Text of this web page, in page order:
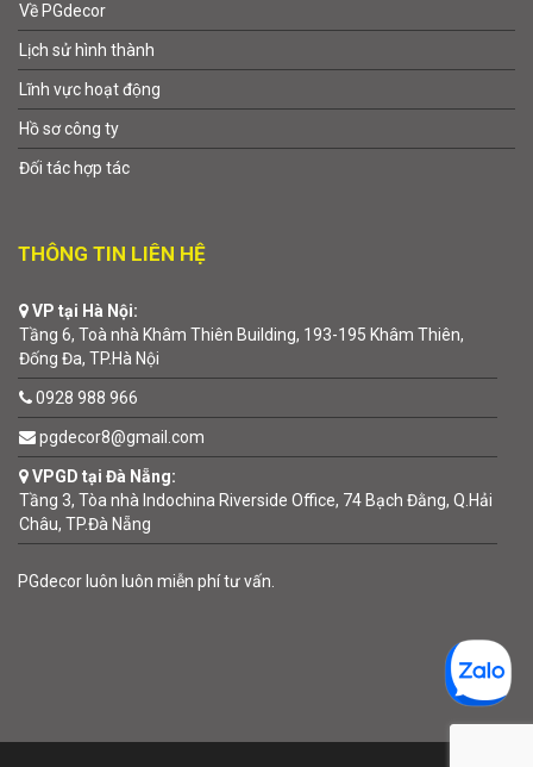
Về PGdecor
Lịch sử hình thành
Lĩnh vực hoạt động
Hồ sơ công ty
Đối tác hợp tác
THÔNG TIN LIÊN HỆ
VP tại Hà Nội:
Tầng 6, Toà nhà Khâm Thiên Building, 193-195 Khâm Thiên,
Đống Đa, TP.Hà Nội
0928 988 966
pgdecor8@gmail.com
VPGD tại Đà Nẵng:
Tầng 3, Tòa nhà Indochina Riverside Office, 74 Bạch Đằng, Q.Hải
Châu, TP.Đà Nẵng
PGdecor luôn luôn miễn phí tư vấn.